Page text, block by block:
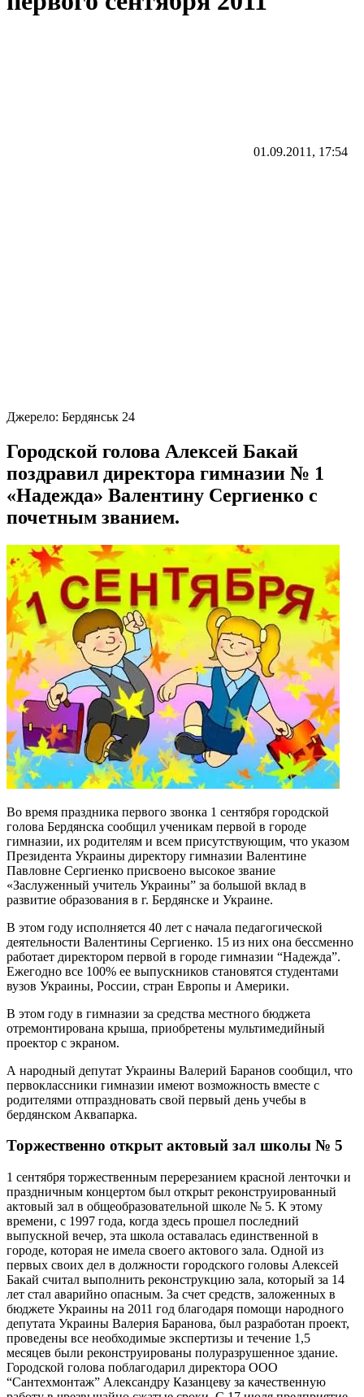
01.09.2011, 17:54
Джерело: Бердянськ 24
Городской голова Алексей Бакай
поздравил директора гимназии № 1
«Надежда» Валентину Сергиенко с
почетным званием.
Во время праздника первого звонка 1 сентября городской
голова Бердянска сообщил ученикам первой в городе
гимназии, их родителям и всем присутствующим, что указом
Президента Украины директору гимназии Валентине
Павловне Сергиенко присвоено высокое звание
«Заслуженный учитель Украины” за большой вклад в
развитие образования в г. Бердянске и Украине.
В этом году исполняется 40 лет с начала педагогической
деятельности Валентины Сергиенко. 15 из них она бессменно
работает директором первой в городе гимназии “Надежда”.
Ежегодно все 100% ее выпускников становятся студентами
вузов Украины, России, стран Европы и Америки.
В этом году в гимназии за средства местного бюджета
отремонтирована крыша, приобретены мультимедийный
проектор с экраном.
А народный депутат Украины Валерий Баранов сообщил, что
первоклассники гимназии имеют возможность вместе с
родителями отпраздновать свой первый день учебы в
бердянском Аквапарка.
Торжественно открыт актовый зал школы № 5
1 сентября торжественным перерезанием красной ленточки и
праздничным концертом был открыт реконструированный
актовый зал в общеобразовательной школе № 5. К этому
времени, с 1997 года, когда здесь прошел последний
выпускной вечер, эта школа оставалась единственной в
городе, которая не имела своего актового зала. Одной из
первых своих дел в должности городского головы Алексей
Бакай считал выполнить реконструкцию зала, который за 14
лет стал аварийно опасным. За счет средств, заложенных в
бюджете Украины на 2011 год благодаря помощи народного
депутата Украины Валерия Баранова, был разработан проект,
проведены все необходимые экспертизы и течение 1,5
месяцев были реконструированы полуразрушенное здание.
Городской голова поблагодарил директора ООО
“Сантехмонтаж” Александру Казанцеву за качественную